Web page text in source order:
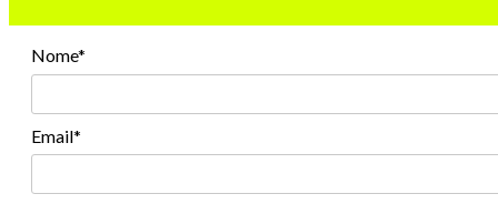
Nome*
Email*